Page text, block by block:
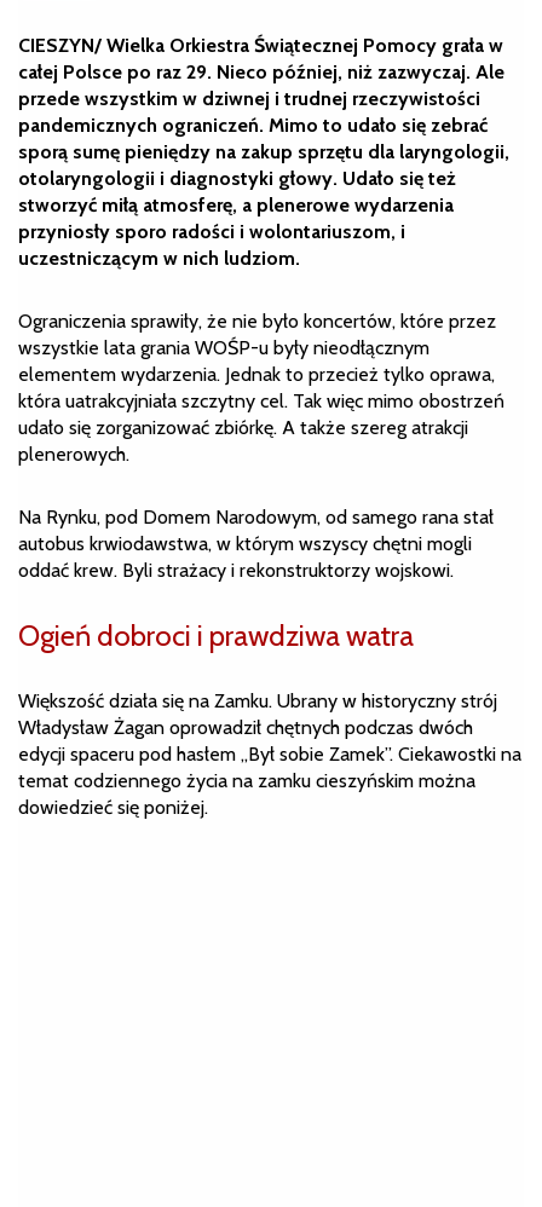
CIESZYN/ Wielka Orkiestra Świątecznej Pomocy grała w
całej Polsce po raz 29. Nieco później, niż zazwyczaj. Ale
przede wszystkim w dziwnej i trudnej rzeczywistości
pandemicznych ograniczeń. Mimo to udało się zebrać
sporą sumę pieniędzy na zakup sprzętu dla laryngologii,
otolaryngologii i diagnostyki głowy. Udało się też
stworzyć miłą atmosferę, a plenerowe wydarzenia
przyniosły sporo radości i wolontariuszom, i
uczestniczącym w nich ludziom.
Ograniczenia sprawiły, że nie było koncertów, które przez
wszystkie lata grania WOŚP-u były nieodłącznym
elementem wydarzenia. Jednak to przecież tylko oprawa,
która uatrakcyjniała szczytny cel. Tak więc mimo obostrzeń
udało się zorganizować zbiórkę. A także szereg atrakcji
plenerowych.
Na Rynku, pod Domem Narodowym, od samego rana stał
autobus krwiodawstwa, w którym wszyscy chętni mogli
oddać krew. Byli strażacy i rekonstruktorzy wojskowi.
Ogień dobroci i prawdziwa watra
Większość działa się na Zamku. Ubrany w historyczny strój
Władysław Żagan oprowadził chętnych podczas dwóch
edycji spaceru pod hasłem „Był sobie Zamek”. Ciekawostki na
temat codziennego życia na zamku cieszyńskim można
dowiedzieć się poniżej.